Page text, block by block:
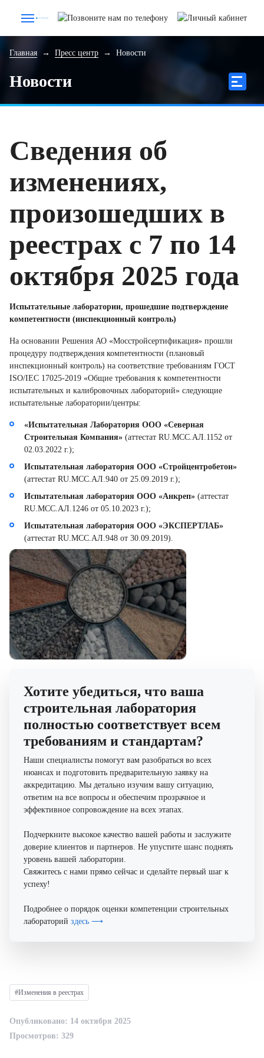
Главная → Пресс центр → Новости
Новости
Сведения об
изменениях,
произошедших в
реестрах с 7 по 14
октября 2025 года
Испытательные лаборатории, прошедшие подтверждение
компетентности (инспекционный контроль)
На основании Решения АО «Мосстройсертификация» прошли
процедуру подтверждения компетентности (плановый
инспекционный контроль) на соответствие требованиям ГОСТ
ISO/IEC 17025-2019 «Общие требования к компетентности
испытательных и калибровочных лабораторий» следующие
испытательные лаборатории/центры:
«Испытательная Лаборатория ООО «Северная
Строительная Компания» (аттестат RU.MCC.АЛ.1152 от
02.03.2022 г.);
Испытательная лаборатория ООО «Стройцентробетон»
(аттестат RU.MCC.АЛ.940 от 25.09.2019 г.);
Испытательная лаборатория ООО «Анкреп» (аттестат
RU.MCC.АЛ.1246 от 05.10.2023 г.);
Испытательная лаборатория ООО «ЭКСПЕРТЛАБ»
(аттестат RU.MCC.АЛ.948 от 30.09.2019).
Хотите убедиться, что ваша
строительная лаборатория
полностью соответствует всем
требованиям и стандартам?
Наши специалисты помогут вам разобраться во всех
нюансах и подготовить предварительную заявку на
аккредитацию. Мы детально изучим вашу ситуацию,
ответим на все вопросы и обеспечим прозрачное и
эффективное сопровождение на всех этапах.
Подчеркните высокое качество вашей работы и заслужите
доверие клиентов и партнеров. Не упустите шанс поднять
уровень вашей лаборатории.
Свяжитесь с нами прямо сейчас и сделайте первый шаг к
успеху!
Подробнее о порядок оценки компетенции строительных
лабораторий здесь ⟶
#Изменения в реестрах
Опубликовано: 14 октября 2025
Просмотров: 329